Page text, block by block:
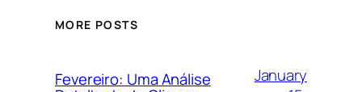
MORE POSTS
Fevereiro: Uma Análise
January